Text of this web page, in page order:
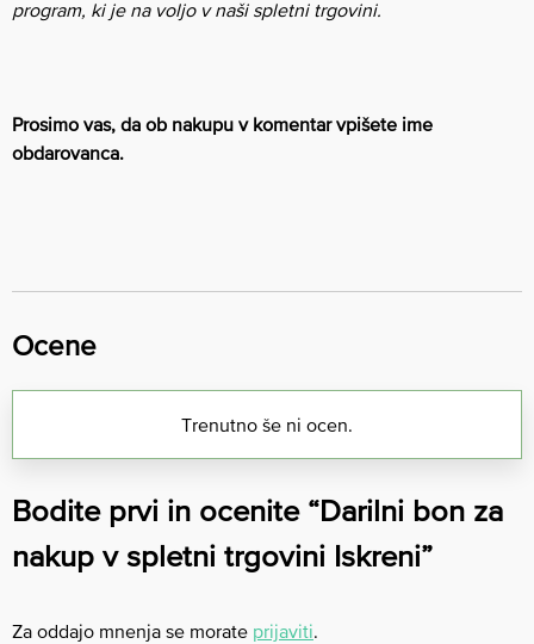
program, ki je na voljo v naši spletni trgovini.
Prosimo vas, da ob nakupu v komentar vpišete ime
obdarovanca.
Ocene
Trenutno še ni ocen.
Bodite prvi in ocenite “Darilni bon za
nakup v spletni trgovini Iskreni”
Za oddajo mnenja se morate prijaviti.